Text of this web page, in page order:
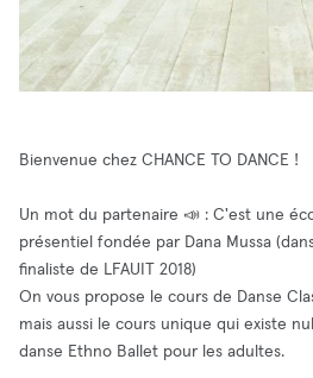
Bienvenue chez CHANCE TO DANCE !
Un mot du partenaire 📣 : C'est une
présentiel fondée par Dana Mussa
finaliste de LFAUIT 2018)
On vous propose le cours de Danse
mais aussi le cours unique qui existe
danse Ethno Ballet pour les adultes.